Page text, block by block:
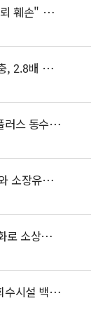
[전남 영광]오미화 "전남기록원 부실 용역 신뢰 훼손" 비판
[전남 장흥]박형대 전남도의원 “소나무 재선충, 2.8배 급증…특단의 방제대책 시급”
[경기 수원]수원특례시의회 윤경선 의원, 홈플러스 동수원점 폐점 철회 촉구 시위 현장 참석
[전남 장흥]박형대 전남도의원, ‘장흥 반계사와 소장유물’ 문화유산 지정서 전달식 참석
[전남 화순]김지숙 화순군의원 "먹깨비 활성화로 소상공인 살리자"
[광주 광산]진보당 국강현 구의원 '광역자원회수시설 백지화 촉구 기자회견' 개최